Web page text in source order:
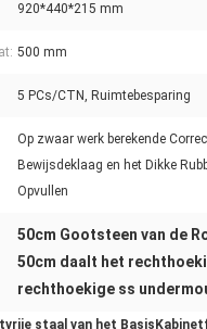
920*440*215 mm
500 mm
5 PCs/CTN, Ruimtebesparing
Op zwaar werk berekende
Bewijsdeklaag en het Dikke
Opvullen
50cm Gootsteen van de
50cm daalt het
rechthoekige ss
staal van het